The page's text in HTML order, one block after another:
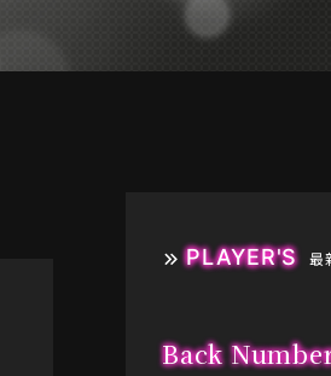
PLAYER'S 最
Back